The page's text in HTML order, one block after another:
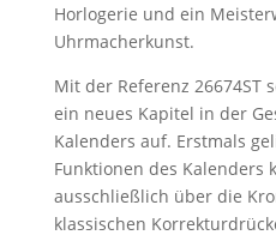
Horlogerie und ein
Uhrmacherkunst.
Mit der Referenz 26674ST
ein neues Kapitel in der
Kalenders auf. Erstmals
Funktionen des
ausschließlich über die
klassischen